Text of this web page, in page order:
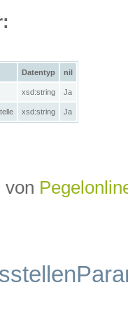
Datentyp nil
xsd:string Ja
xsd:string Ja
von